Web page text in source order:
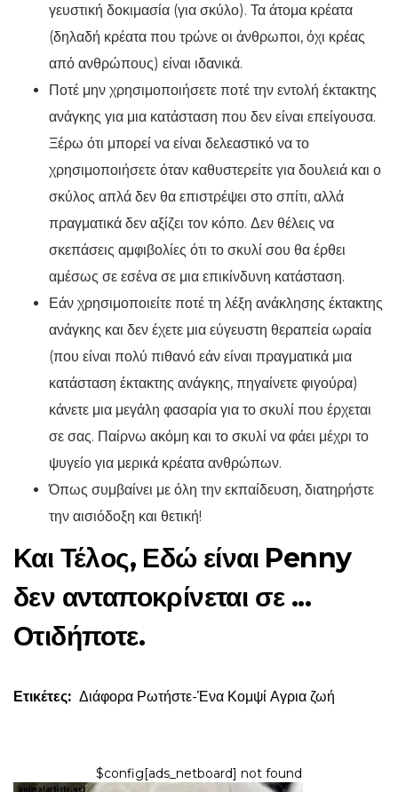
γευστική δοκιμασία (για σκύλο). Τα άτομα κρέατα
(δηλαδή κρέατα που τρώνε οι άνθρωποι, όχι κρέας
από ανθρώπους) είναι ιδανικά.
Ποτέ μην χρησιμοποιήσετε ποτέ την εντολή έκτακτης
ανάγκης για μια κατάσταση που δεν είναι επείγουσα.
Ξέρω ότι μπορεί να είναι δελεαστικό να το
χρησιμοποιήσετε όταν καθυστερείτε για δουλειά και ο
σκύλος απλά δεν θα επιστρέψει στο σπίτι, αλλά
πραγματικά δεν αξίζει τον κόπο. Δεν θέλεις να
σκεπάσεις αμφιβολίες ότι το σκυλί σου θα έρθει
αμέσως σε εσένα σε μια επικίνδυνη κατάσταση.
Εάν χρησιμοποιείτε ποτέ τη λέξη ανάκλησης έκτακτης
ανάγκης και δεν έχετε μια εύγευστη θεραπεία ωραία
(που είναι πολύ πιθανό εάν είναι πραγματικά μια
κατάσταση έκτακτης ανάγκης, πηγαίνετε φιγούρα)
κάνετε μια μεγάλη φασαρία για το σκυλί που έρχεται
σε σας. Παίρνω ακόμη και το σκυλί να φάει μέχρι το
ψυγείο για μερικά κρέατα ανθρώπων.
Όπως συμβαίνει με όλη την εκπαίδευση, διατηρήστε
την αισιόδοξη και θετική!
Και Τέλος, Εδώ είναι Penny
δεν ανταποκρίνεται σε ...
Οτιδήποτε.
Ετικέτες: Διάφορα Ρωτήστε-Ένα Κομψί Αγρια ζωή
$config[ads_netboard] not found